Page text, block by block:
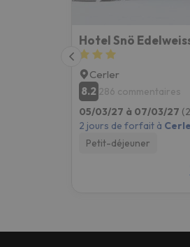
Hotel Snö
Cerler
8.2 286 commentaires
05/03/27 à 07/03/27
2 jours de forfait à
Petit-déjeuner